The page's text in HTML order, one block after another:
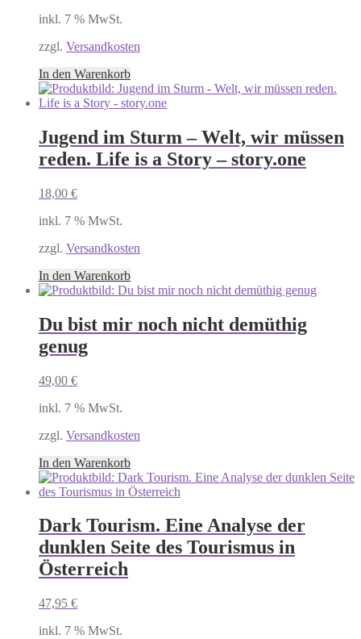
inkl. 7 % MwSt.
zzgl. Versandkosten
In den Warenkorb
Jugend im Sturm – Welt, wir müssen
reden. Life is a Story – story.one
18,00 €
inkl. 7 % MwSt.
zzgl. Versandkosten
In den Warenkorb
Du bist mir noch nicht demüthig
genug
49,00 €
inkl. 7 % MwSt.
zzgl. Versandkosten
In den Warenkorb
Dark Tourism. Eine Analyse der
dunklen Seite des Tourismus in
Österreich
47,95 €
inkl. 7 % MwSt.